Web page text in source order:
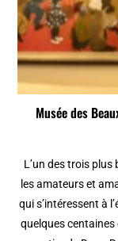
Musée des
L’un des trois
les amateurs et
qui s’intéressent à
quelques centaines